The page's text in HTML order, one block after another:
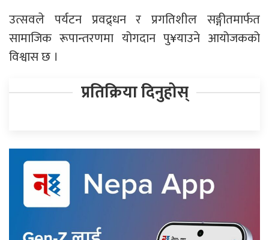
उत्सवले पर्यटन प्रवद्र्धन र प्रगतिशील सङ्गीतमार्फत
सामाजिक रूपान्तरणमा योगदान पु¥याउने आयोजकको
विश्वास छ ।
प्रतिक्रिया दिनुहोस्